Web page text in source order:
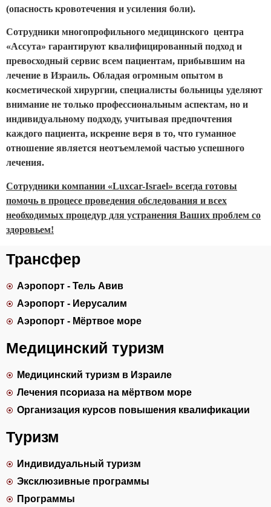
(опасность кровотечения и усиления боли).
Сотрудники многопрофильного медицинского центра
«Ассута» гарантируют квалифицированный подход и
превосходный сервис всем пациентам, прибывшим на
лечение в Израиль. Обладая огромным опытом в
косметической хирургии, специалисты больницы уделяют
внимание не только профессиональным аспектам, но и
индивидуальному подходу, учитывая предпочтения
каждого пациента, искренне веря в то, что гуманное
отношение является неотъемлемой частью успешного
лечения.
Сотрудники компании «Luxcar-Israel» всегда готовы
помочь в процесе проведения обследования и всех
необходимых процедур для устранения Ваших проблем со
здоровьем!
Трансфер
Аэропорт - Тель Авив
Аэропорт - Иерусалим
Аэропорт - Мёртвое море
Медицинский туризм
Медицинский туризм в Израиле
Лечения псориаза на мёртвом море
Организация курсов повышения квалификации
Туризм
Индивидуальный туризм
Эксклюзивные программы
Программы